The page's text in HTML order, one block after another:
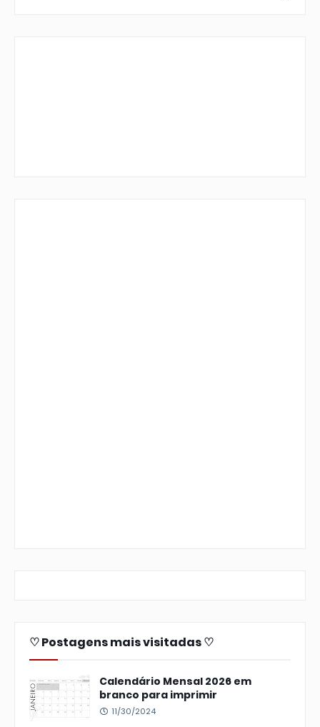
♡ Postagens mais visitadas ♡
Calendário Mensal 2026 em
branco para imprimir
11/30/2024